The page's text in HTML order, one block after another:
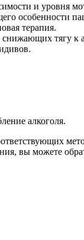
и уровня
особенности
терапия.
снижающих тягу
алкоголя.
вы можете